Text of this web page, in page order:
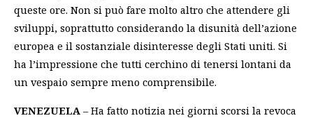
queste ore. Non si può fare molto altro che attendere gli
sviluppi, soprattutto considerando la disunità dell’azione
europea e il sostanziale disinteresse degli Stati uniti. Si
ha l’impressione che tutti cerchino di tenersi lontani da
un vespaio sempre meno comprensibile.
VENEZUELA – Ha fatto notizia nei giorni scorsi la revoca